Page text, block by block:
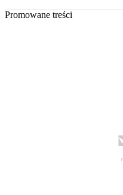
Promowane treści